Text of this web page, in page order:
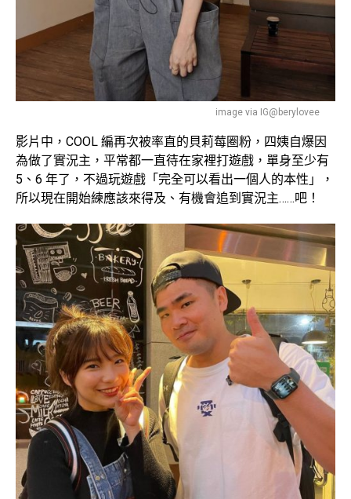
image via IG@berylovee
影片中，COOL 編再次被率直的貝莉莓圈粉，四姨自爆因
為做了實況主，平常都一直待在家裡打遊戲，單身至少有
5、6 年了，不過玩遊戲「完全可以看出一個人的本性」，
所以現在開始練應該來得及、有機會追到實況主……吧！